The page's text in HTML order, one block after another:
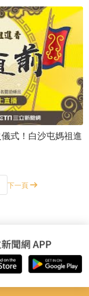
式！白沙屯媽祖進
下一頁